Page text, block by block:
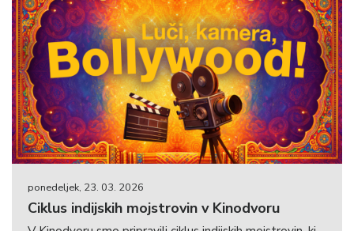
ponedeljek, 23. 03. 2026
Ciklus indijskih mojstrovin v Kinodvoru